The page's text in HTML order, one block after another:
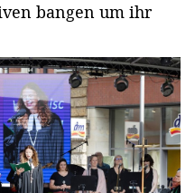
bangen um ihr